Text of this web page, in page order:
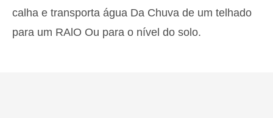
calha e transporta água Da Chuva de um telhado
para um RAlO Ou para o nível do solo.